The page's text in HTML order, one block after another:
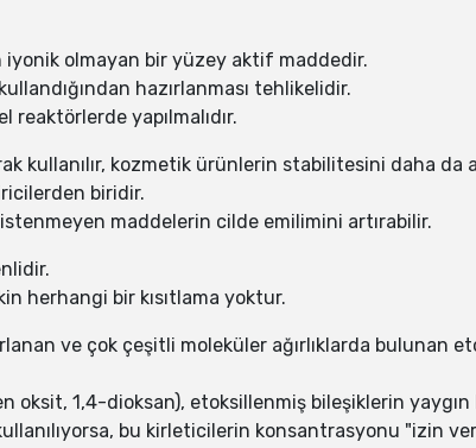
olmayan bir yüzey aktif maddedir.
hazırlanması tehlikelidir.
yapılmalıdır.
kozmetik ürünlerin stabilitesini daha da
biridir.
maddelerin cilde emilimini artırabilir.
herhangi bir kısıtlama yoktur.
ve çok çeşitli moleküler ağırlıklarda bulunan
1,4-dioksan), etoksillenmiş bileşiklerin yaygın
bu kirleticilerin konsantrasyonu "izin